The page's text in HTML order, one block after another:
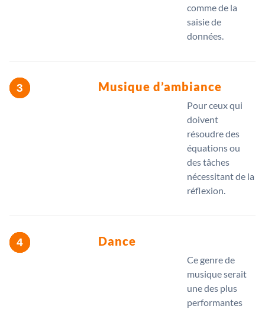
comme de la
saisie de
données.
Musique d’ambiance
Pour ceux qui
doivent
résoudre des
équations ou
des tâches
nécessitant de la
réflexion.
Dance
Ce genre de
musique serait
une des plus
performantes